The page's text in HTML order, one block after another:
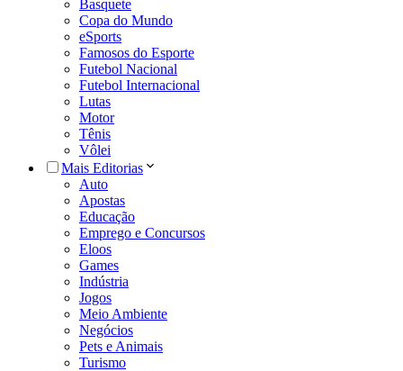
Basquete
Copa do Mundo
eSports
Famosos do Esporte
Futebol Nacional
Futebol Internacional
Lutas
Motor
Tênis
Vôlei
Mais Editorias
Auto
Apostas
Educação
Emprego e Concursos
Eloos
Games
Indústria
Jogos
Meio Ambiente
Negócios
Pets e Animais
Turismo